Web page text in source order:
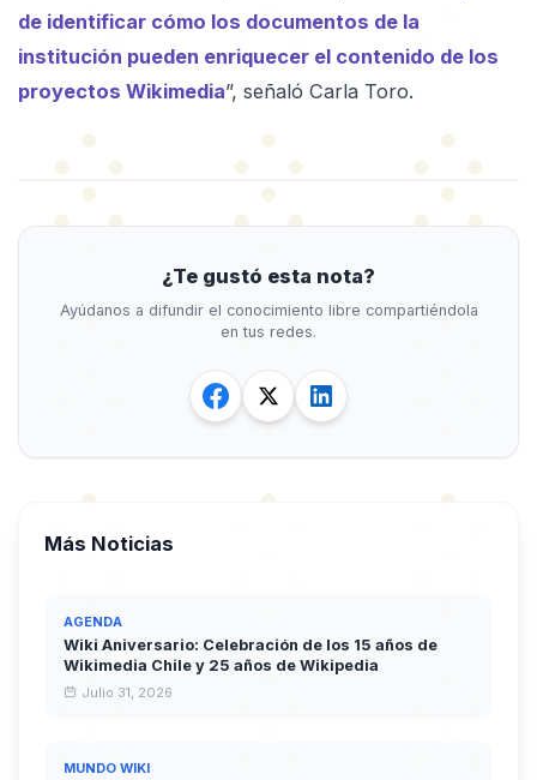
de identificar cómo los documentos de la
institución pueden enriquecer el contenido de los
proyectos Wikimedia”, señaló Carla Toro.
¿Te gustó esta nota?
Ayúdanos a difundir el conocimiento libre compartiéndola
en tus redes.
Más Noticias
AGENDA
Wiki Aniversario: Celebración de los 15 años de
Wikimedia Chile y 25 años de Wikipedia
Julio 31, 2026
MUNDO WIKI